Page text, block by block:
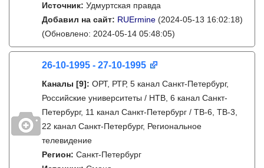
Источник: Удмуртская правда
Добавил на сайт: RUErmine (2024-05-13 16:02:18)
(Обновлено: 2024-05-14 05:48:05)
26-10-1995 - 27-10-1995
Каналы [9]: ОРТ, РТР, 5 канал Санкт-Петербург,
Российские университеты / НТВ, 6 канал Санкт-
Петербург, 11 канал Санкт-Петербург / ТВ-6, ТВ-3,
22 канал Санкт-Петербург, Региональное
телевидение
Регион: Санкт-Петербург